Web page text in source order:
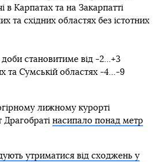
в Карпатах та на Закарпатті
та східних областях без істотних
становитиме від -2...+3
та Сумській областях -4...-9
лижному курорті
Драгобраті насипало понад метр
утриматися від сходжень у